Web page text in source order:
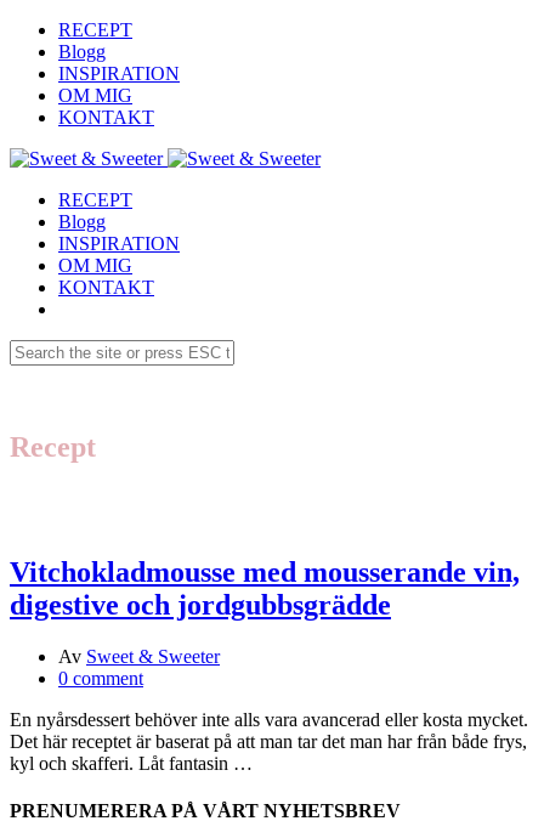
RECEPT
Blogg
INSPIRATION
OM MIG
KONTAKT
RECEPT
Blogg
INSPIRATION
OM MIG
KONTAKT
Recept
Vitchokladmousse med mousserande vin,
digestive och jordgubbsgrädde
Av Sweet & Sweeter
0 comment
En nyårsdessert behöver inte alls vara avancerad eller kosta mycket.
Det här receptet är baserat på att man tar det man har från både frys,
kyl och skafferi. Låt fantasin …
PRENUMERERA PÅ VÅRT NYHETSBREV